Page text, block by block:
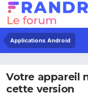
Applications Android
Votre appareil
cette version